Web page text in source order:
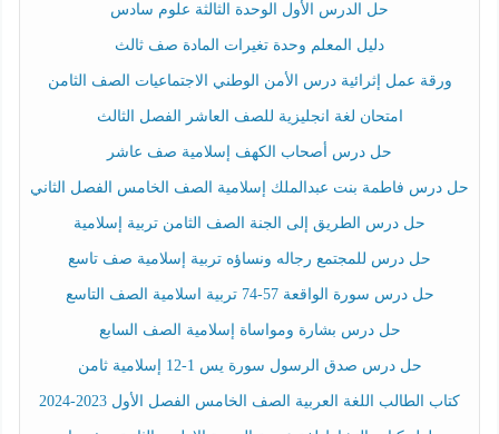
حل الدرس الأول الوحدة الثالثة علوم سادس
دليل المعلم وحدة تغيرات المادة صف ثالث
ورقة عمل إثرائية درس الأمن الوطني الاجتماعيات الصف الثامن
امتحان لغة انجليزية للصف العاشر الفصل الثالث
حل درس أصحاب الكهف إسلامية صف عاشر
حل درس فاطمة بنت عبدالملك إسلامية الصف الخامس الفصل الثاني
حل درس الطريق إلى الجنة الصف الثامن تربية إسلامية
حل درس للمجتمع رجاله ونساؤه تربية إسلامية صف تاسع
حل درس سورة الواقعة 57-74 تربية اسلامية الصف التاسع
حل درس بشارة ومواساة إسلامية الصف السابع
حل درس صدق الرسول سورة يس 1-12 إسلامية ثامن
كتاب الطالب اللغة العربية الصف الخامس الفصل الأول 2023-2024